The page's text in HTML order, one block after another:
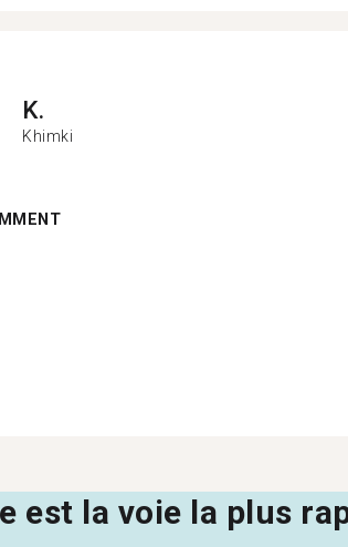
K.
Khimki
est la voie la plus